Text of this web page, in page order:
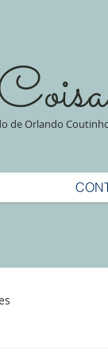
de Orlando